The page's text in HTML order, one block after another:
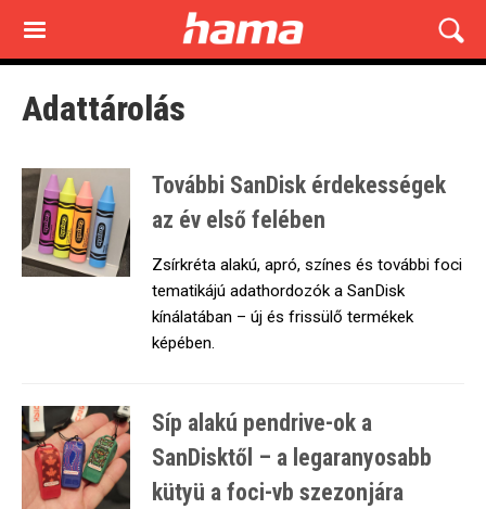
main
content
Adattárolás
További SanDisk érdekességek
az év első felében
Zsírkréta alakú, apró, színes és további foci
tematikájú adathordozók a SanDisk
kínálatában – új és frissülő termékek
képében.
Síp alakú pendrive-ok a
SanDisktől – a legaranyosabb
kütyü a foci-vb szezonjára